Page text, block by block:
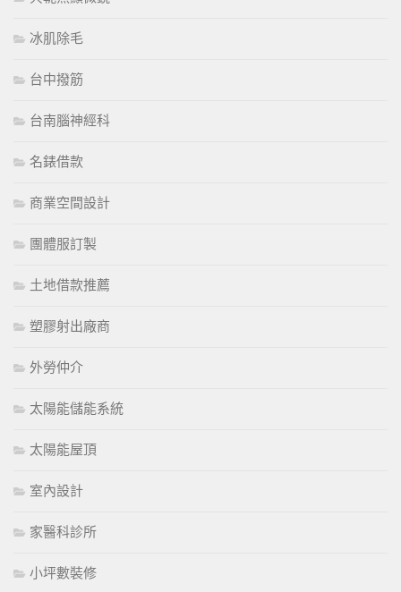
冰肌除毛
台中撥筋
台南腦神經科
名錶借款
商業空間設計
團體服訂製
土地借款推薦
塑膠射出廠商
外勞仲介
太陽能儲能系統
太陽能屋頂
室內設計
家醫科診所
小坪數裝修